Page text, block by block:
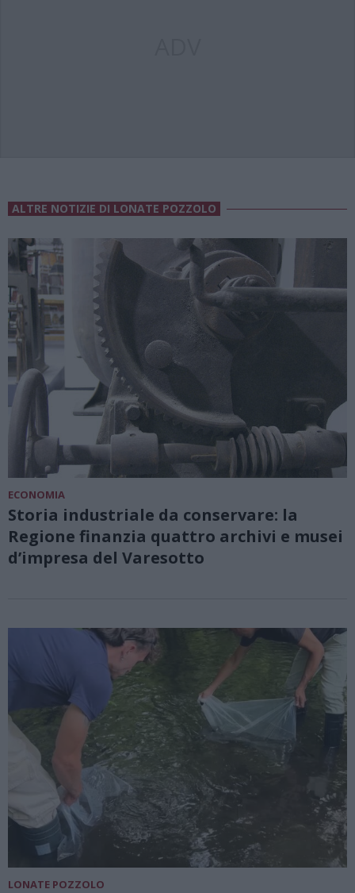
ALTRE NOTIZIE DI LONATE POZZOLO
ECONOMIA
Storia industriale da conservare: la
Regione finanzia quattro archivi e musei
d’impresa del Varesotto
LONATE POZZOLO